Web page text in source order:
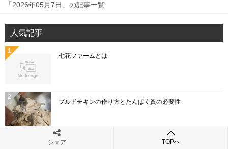
「2026年05月7日」の記事一覧
人気記事
七花ファームとは
プルドチキンの作り方とたんぱく質の必要性
シェア TOPへ